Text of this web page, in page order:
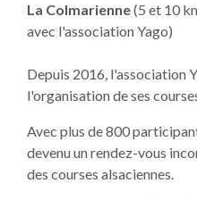
La Colmarienne(5 et 10
avec l'association Yago)
Depuis 2016, l'association
l'organisation de ses
Avec plus de 800
devenu un rendez-vous
des courses alsaciennes.